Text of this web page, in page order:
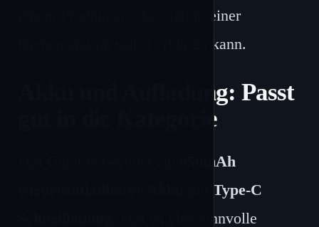
einem Produkt an, das sich in einer
Demonstration selbst erklären kann.
Akku und Aufladung: Passt
gut in die Kategorie
850mAh
Type-C
. Das ist eine sinnvolle